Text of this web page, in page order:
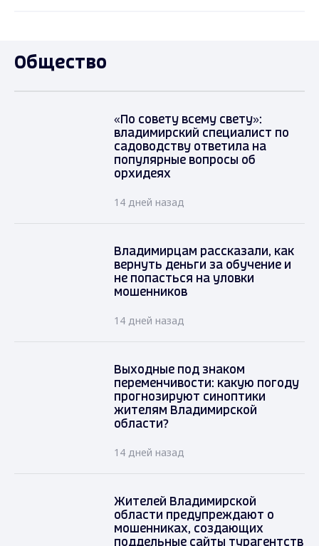
Общество
«По совету всему свету»:
владимирский специалист по
садоводству ответила на
популярные вопросы об
орхидеях
14 дней назад
Владимирцам рассказали, как
вернуть деньги за обучение и
не попасться на уловки
мошенников
14 дней назад
Выходные под знаком
переменчивости: какую погоду
прогнозируют синоптики
жителям Владимирской
области?
14 дней назад
Жителей Владимирской
области предупреждают о
мошенниках, создающих
поддельные сайты турагентств